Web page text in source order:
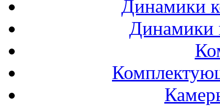
Динамики
Динамики